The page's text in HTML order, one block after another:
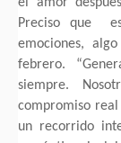
Preciso que
emociones,
febrero.
siempre.
compromiso real
un recorrido